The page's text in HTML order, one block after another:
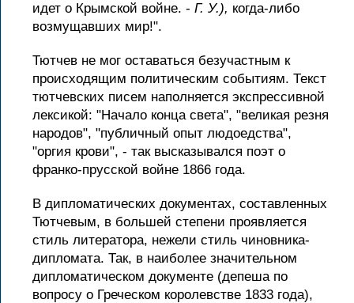
идет о Крымской войне. - Г. У.), когда-либо
возмущавших мир!".
Тютчев не мог оставаться безучастным к
происходящим политическим событиям. Текст
тютчевских писем наполняется экспрессивной
лексикой: "Начало конца света", "великая резня
народов", "публичный опыт людоедства",
"оргия крови", - так высказывался поэт о
франко-прусской войне 1866 года.
В дипломатических документах, составленных
Тютчевым, в большей степени проявляется
стиль литератора, нежели стиль чиновника-
дипломата. Так, в наиболее значительном
дипломатическом документе (депеша по
вопросу о Греческом королевстве 1833 года),